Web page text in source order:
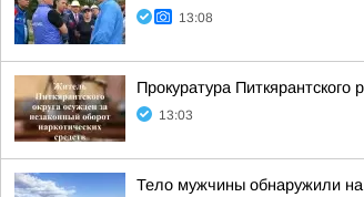
13:08
Прокуратура
13:03
Тело мужчины обнаружили